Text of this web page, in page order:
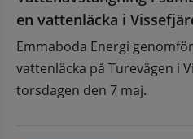
en vattenläcka i
Emmaboda Energi
vattenläcka på Turevägen i
torsdagen den 7 maj.